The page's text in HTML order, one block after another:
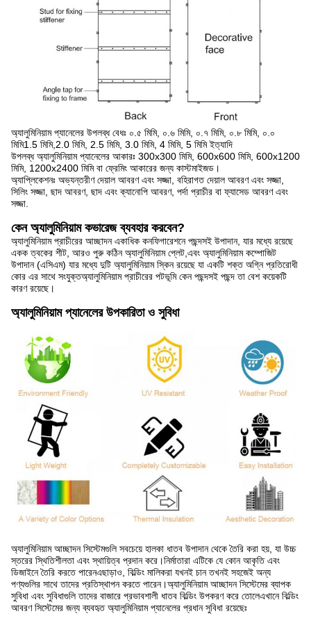
অ্যালুমিনিয়াম প্যানেলের উপলব্ধ বেধঃ ০.৫ মিমি, ০.৬ মিমি, ০.৭ মিমি, ০.৮ মিমি, ০.০
মিমি1.5 মিমি,2.0 মিমি, 2.5 মিমি, 3.0 মিমি, 4 মিমি, 5 মিমি ইত্যাদি
উপলব্ধ অ্যালুমিনিয়াম প্যানেলের আকারঃ 300x300 মিমি, 600x600 মিমি, 600x1200
মিমি, 1200x2400 মিমি বা ফ্রেমিং আকারের জন্য কাস্টমাইজড।
অ্যাপ্লিকেশনঃ অভ্যন্তরীণ দেয়াল আবরণ এবং সজ্জা, বহিরাগত দেয়াল আবরণ এবং সজ্জা,
সিলিং সজ্জা, ছাদ আবরণ, ছাদ এবং ক্যানোপি আবরণ, পর্দা প্রাচীর বা ফ্যাসেড আবরণ এবং
সজ্জা.
কেন অ্যালুমিনিয়াম কভারেজ ব্যবহার করবেন?
অ্যালুমিনিয়াম প্রাচীরের আচ্ছাদন একাধিক কনফিগারেশনে পছন্দসই উপাদান, যার মধ্যে রয়েছে
একক ত্বকের শীট, আরও পুরু কঠিন অ্যালুমিনিয়াম প্লেট,এবং অ্যালুমিনিয়াম কম্পোজিট
উপাদান (এসিএম) যার মধ্যে দুটি অ্যালুমিনিয়াম স্কিন রয়েছে যা একটি শক্ত অগ্নি প্রতিরোধী
কোর এর সাথে সংযুক্তঅ্যালুমিনিয়াম প্রাচীরের পটভূমি কেন পছন্দসই পছন্দ তা বেশ কয়েকটি
কারণ রয়েছে।
অ্যালুমিনিয়াম প্যানেলের উপকারিতা ও সুবিধা
অ্যালুমিনিয়াম আচ্ছাদন সিস্টেমগুলি সবচেয়ে হালকা ধাতব উপাদান থেকে তৈরি করা হয়, যা উচ্চ
স্তরের স্থিতিশীলতা এবং স্থায়িত্ব প্রদান করে।নির্মাতারা এটিকে যে কোন আকৃতি এবং
ডিজাইনে তৈরি করতে পারেনএছাড়াও, বিল্ডিং মালিকরা যখনই চান তখনই সহজেই অন্য
পণ্যগুলির সাথে তাদের প্রতিস্থাপন করতে পারেন।অ্যালুমিনিয়াম আচ্ছাদন সিস্টেমের ব্যাপক
সুবিধা এবং সুবিধাগুলি তাদের বাজারে প্রভাবশালী ধাতব বিল্ডিং উপকরণ করে তোলেএখানে বিল্ডিং
আবরণ সিস্টেমের জন্য ব্যবহৃত অ্যালুমিনিয়াম প্যানেলের প্রধান সুবিধা রয়েছেঃ